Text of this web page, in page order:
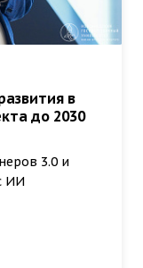
в
до 2030
3.0 и
ИИ